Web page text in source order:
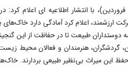
به گزارش نصر، امروز (دوشنبه ۱۸ فروردین)، با
ارزشمند، اعلام کرد آمادگی دارد خاک‌های
دوستداران طبیعت تا در حفاظت از این
گردشگران، هنرمندان و فعالان محیط
این میراث بی‌نظیر طبیعی بردارند.